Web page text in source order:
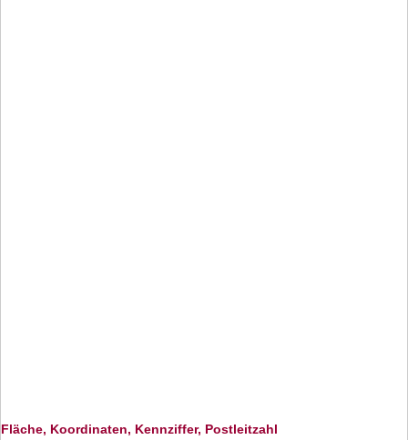
Fläche, Koordinaten, Kennziffer, Postleitzahl